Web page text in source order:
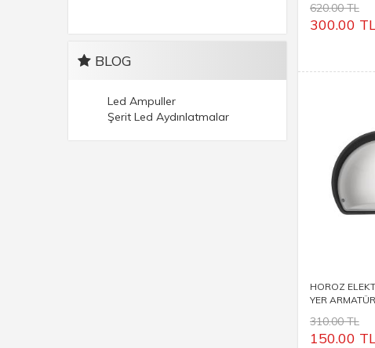
BLOG
Led Ampuller
Şerit Led Aydınlatmalar
620.00 TL
300.00
HOROZ
YER
310.00 TL
150.00